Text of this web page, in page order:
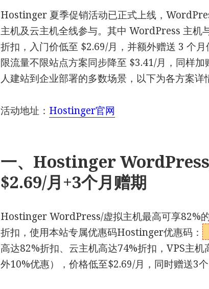
Hostinger 夏季促销活动已正式上线，
主机及云主机全线参与。其中 WordPress 主机
折扣，入门价低至 $2.69/月，并额外赠送 3 个
限流量不限站点方案同步降至 $3.41/月，同样
人建站到企业部署的多数场景，以下为各方案详
活动地址： Hostinger官网
一、Hostinger
$2.69/月+3个月赠期
Hostinger WordPress/虚拟主机最高可享82%
折扣，使用本站专属优惠码Hostinger优惠码：
高达82%折扣、云主机高达74%折扣，VPS主
外10%优惠），价格低至$2.69/月，同时赠送3个